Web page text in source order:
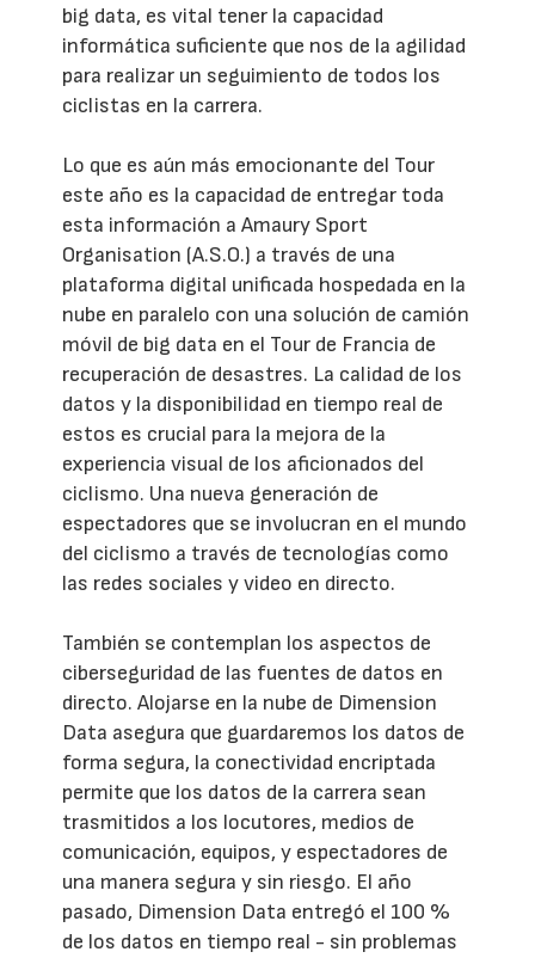
big data, es vital tener la capacidad
informática suficiente que nos de la agilidad
para realizar un seguimiento de todos los
ciclistas en la carrera.
Lo que es aún más emocionante del Tour
este año es la capacidad de entregar toda
esta información a Amaury Sport
Organisation (A.S.O.) a través de una
plataforma digital unificada hospedada en la
nube en paralelo con una solución de camión
móvil de big data en el Tour de Francia de
recuperación de desastres. La calidad de los
datos y la disponibilidad en tiempo real de
estos es crucial para la mejora de la
experiencia visual de los aficionados del
ciclismo. Una nueva generación de
espectadores que se involucran en el mundo
del ciclismo a través de tecnologías como
las redes sociales y video en directo.
También se contemplan los aspectos de
ciberseguridad de las fuentes de datos en
directo. Alojarse en la nube de Dimension
Data asegura que guardaremos los datos de
forma segura, la conectividad encriptada
permite que los datos de la carrera sean
trasmitidos a los locutores, medios de
comunicación, equipos, y espectadores de
una manera segura y sin riesgo. El año
pasado, Dimension Data entregó el 100 %
de los datos en tiempo real - sin problemas